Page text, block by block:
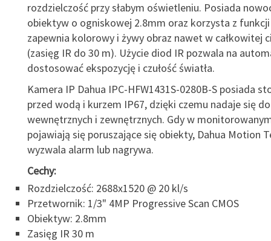
rozdzielczość przy słabym oświetleniu. Posiada
obiektyw o ogniskowej 2.8mm oraz korzysta z
zapewnia kolorowy i żywy obraz nawet w całkowitej
(zasięg IR do 30 m). Użycie diod IR pozwala na
dostosować ekspozycję i czułość światła.
Kamera IP Dahua IPC-HFW1431S-0280B-S posiada
przed wodą i kurzem IP67, dzięki czemu nadaje się
wewnętrznych i zewnętrznych. Gdy w
pojawiają się poruszające się obiekty, Dahua Motion
wyzwala alarm lub nagrywa.
Cechy:
Rozdzielczość: 2688x1520 @ 20 kl/s
Przetwornik: 1/3" 4MP Progressive Scan CMOS
Obiektyw: 2.8mm
Zasięg IR 30 m